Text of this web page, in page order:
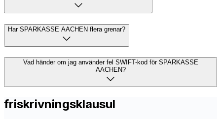
Har SPARKASSE AACHEN flera grenar?
Vad händer om jag använder fel SWIFT-kod för SPARKASSE
AACHEN?
friskrivningsklausul